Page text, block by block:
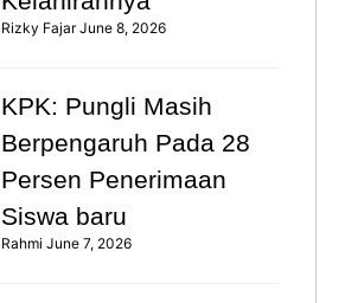
Rizky FajarJune 8, 2026
KPK: Pungli Masih
Berpengaruh Pada 28
Persen Penerimaan
Siswa baru
RahmiJune 7, 2026